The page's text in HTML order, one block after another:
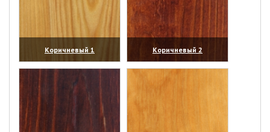
Коричневый 1
(увеличить)
Коричневый 2
(увеличить)